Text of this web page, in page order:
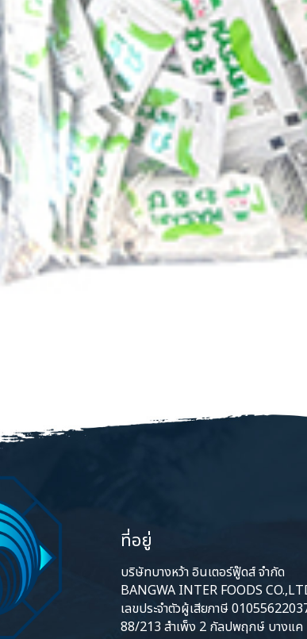
ที่อยู่
บริษัทบางหว้า อินเตอร์ฟู๊ดส์ จำกัด
BANGWA INTER FOODS
เลขประจำตัวผู้เสียภาษี
88/213 สำเพ็ง 2 กัลปพฤกษ์ บางแค